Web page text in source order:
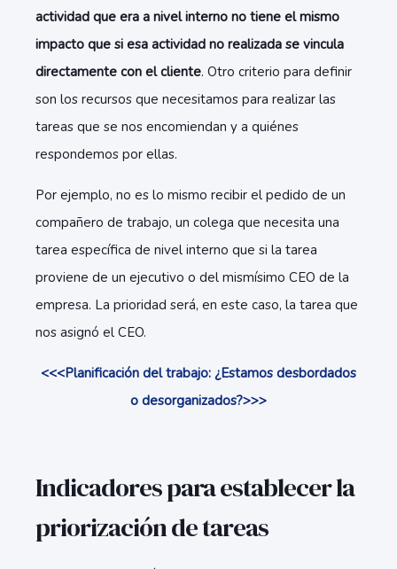
actividad que era a nivel interno no tiene el mismo
impacto que si esa actividad no realizada se vincula
directamente con el cliente. Otro criterio para definir
son los recursos que necesitamos para realizar las
tareas que se nos encomiendan y a quiénes
respondemos por ellas.
Por ejemplo, no es lo mismo recibir el pedido de un
compañero de trabajo, un colega que necesita una
tarea específica de nivel interno que si la tarea
proviene de un ejecutivo o del mismísimo CEO de la
empresa. La prioridad será, en este caso, la tarea que
nos asignó el CEO.
<<<Planificación del trabajo: ¿Estamos desbordados
o desorganizados?>>>
Indicadores para establecer la
priorización de tareas